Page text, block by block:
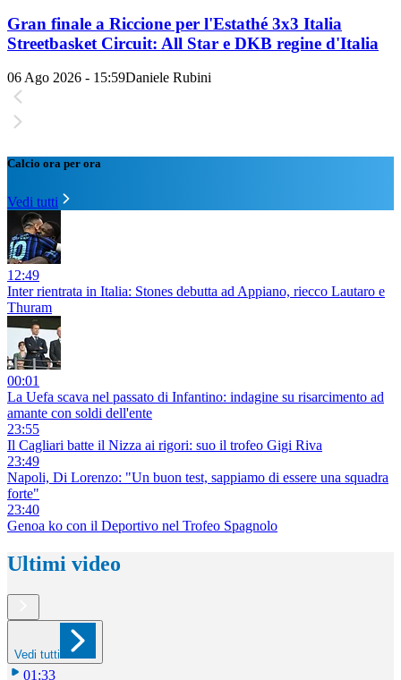
Gran finale a Riccione per l'Estathé 3x3 Italia
Streetbasket Circuit: All Star e DKB regine d'Italia
06 Ago 2026 - 15:59Daniele Rubini
Calcio ora per ora
Vedi tutti
12:49
Inter rientrata in Italia: Stones debutta ad Appiano, riecco Lautaro e
Thuram
00:01
La Uefa scava nel passato di Infantino: indagine su risarcimento ad
amante con soldi dell'ente
23:55
Il Cagliari batte il Nizza ai rigori: suo il trofeo Gigi Riva
23:49
Napoli, Di Lorenzo: "Un buon test, sappiamo di essere una squadra
forte"
23:40
Genoa ko con il Deportivo nel Trofeo Spagnolo
Ultimi video
Vedi tutti
01:33